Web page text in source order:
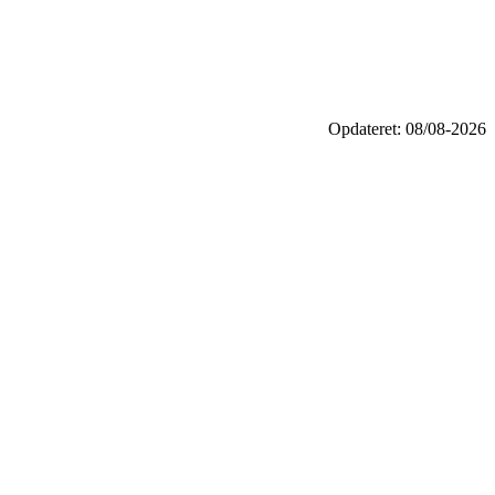
Opdateret: 08/08-2026